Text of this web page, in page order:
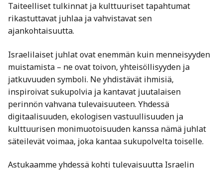
Taiteelliset tulkinnat ja kulttuuriset tapahtumat
rikastuttavat juhlaa ja vahvistavat sen
ajankohtaisuutta.
Israelilaiset juhlat ovat enemmän kuin menneisyyden
muistamista – ne ovat toivon, yhteisöllisyyden ja
jatkuvuuden symboli. Ne yhdistävät ihmisiä,
inspiroivat sukupolvia ja kantavat juutalaisen
perinnön vahvana tulevaisuuteen. Yhdessä
digitaalisuuden, ekologisen vastuullisuuden ja
kulttuurisen monimuotoisuuden kanssa nämä juhlat
säteilevät voimaa, joka kantaa sukupolvelta toiselle.
Astukaamme yhdessä kohti tulevaisuutta Israelin